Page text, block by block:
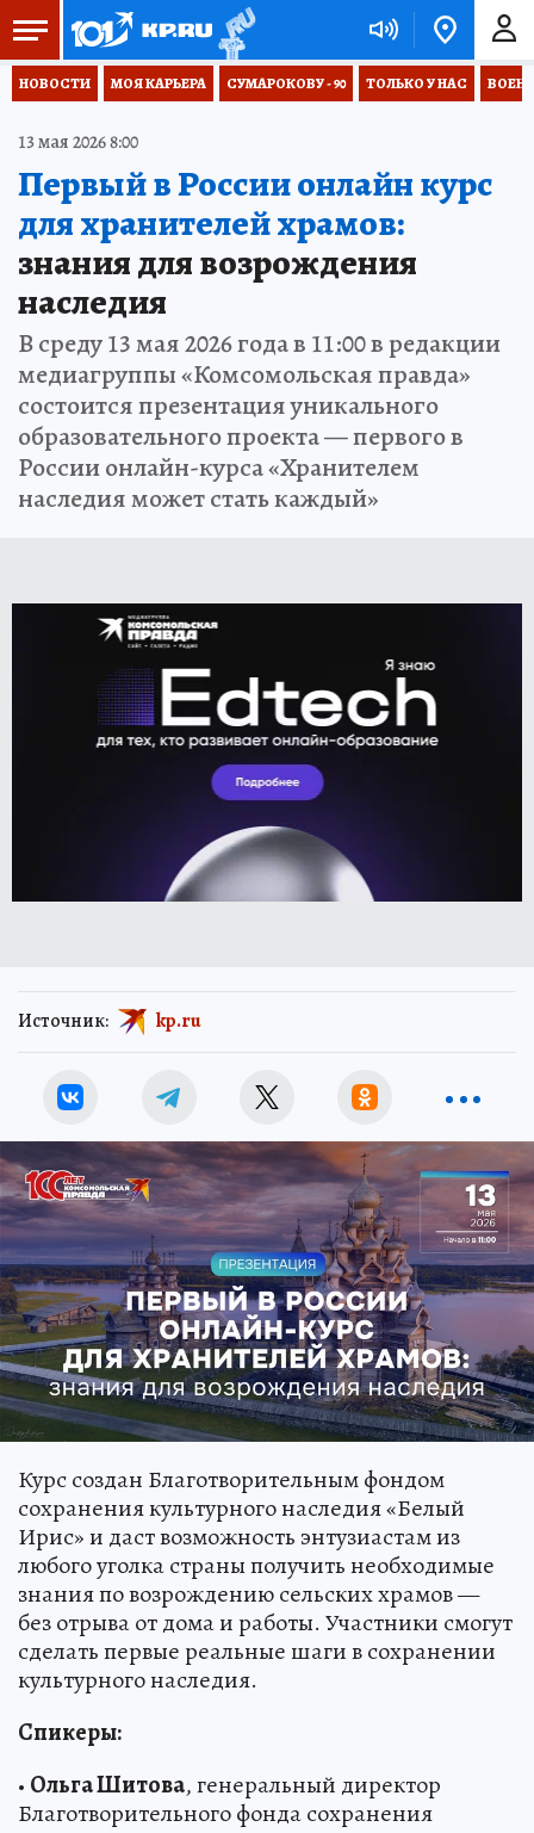
НОВОСТИ МОЯ КАРЬЕРА СУМАРОКОВУ - 90 ТОЛЬКО У НАС
13 мая 2026 8:00
Первый в России онлайн курс
для хранителей храмов:
знания для возрождения
наследия
В среду 13 мая 2026 года в 11:00 в редакции
медиагруппы «Комсомольская правда»
состоится презентация уникального
образовательного проекта — первого в
России онлайн-курса «Хранителем
наследия может стать каждый»
Источник: kp.ru
Курс создан Благотворительным фондом
сохранения культурного наследия «Белый
Ирис» и даст возможность энтузиастам из
любого уголка страны получить необходимые
знания по возрождению сельских храмов —
без отрыва от дома и работы. Участники смогут
сделать первые реальные шаги в сохранении
культурного наследия.
Спикеры:
• Ольга Шитова, генеральный директор
Благотворительного фонда сохранения